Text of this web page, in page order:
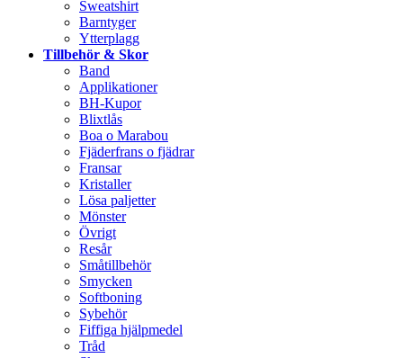
Sweatshirt
Barntyger
Ytterplagg
Tillbehör & Skor
Band
Applikationer
BH-Kupor
Blixtlås
Boa o Marabou
Fjäderfrans o fjädrar
Fransar
Kristaller
Lösa paljetter
Mönster
Övrigt
Resår
Småtillbehör
Smycken
Softboning
Sybehör
Fiffiga hjälpmedel
Tråd